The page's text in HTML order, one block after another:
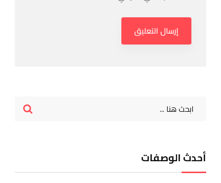
أحدث الوصفات